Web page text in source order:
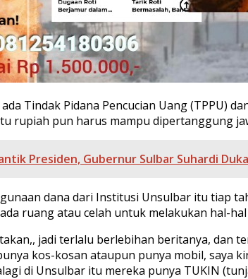
Tindak Pidana Pencucian Uang (TPPU)
rupiah pun harus mampu dipertanggung
Presiden, Gubernur Sulbar Suhardi
dana dari Institusi Unsulbar itu tiap
ruang atau celah untuk melakukan hal-
jadi terlalu berlebihan beritanya, dan
kos-kosan ataupun punya mobil, saya
di Unsulbar itu mereka punya TUKIN